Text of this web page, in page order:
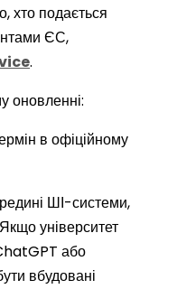
хто подається
ЄС,
.
оновленні:
в офіційному
ШІ-системи,
університет
або
вбудовані